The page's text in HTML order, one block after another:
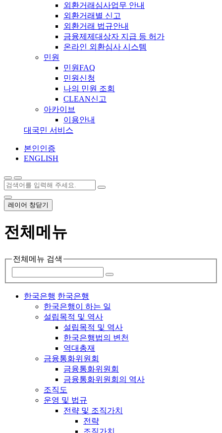
외환거래심사업무 안내
외환거래별 신고
외환거래 법규안내
금융제제대상자 지급 등 허가
온라인 외환심사 시스템
민원
민원FAQ
민원신청
나의 민원 조회
CLEAN신고
아카이브
이용안내
대국민 서비스
본인인증
ENGLISH
레이어 창닫기
전체메뉴
전체메뉴 검색
한국은행 한국은행
한국은행이 하는 일
설립목적 및 역사
설립목적 및 역사
한국은행법의 변천
역대총재
금융통화위원회
금융통화위원회
금융통화위원회의 역사
조직도
운영 및 법규
전략 및 조직가치
전략